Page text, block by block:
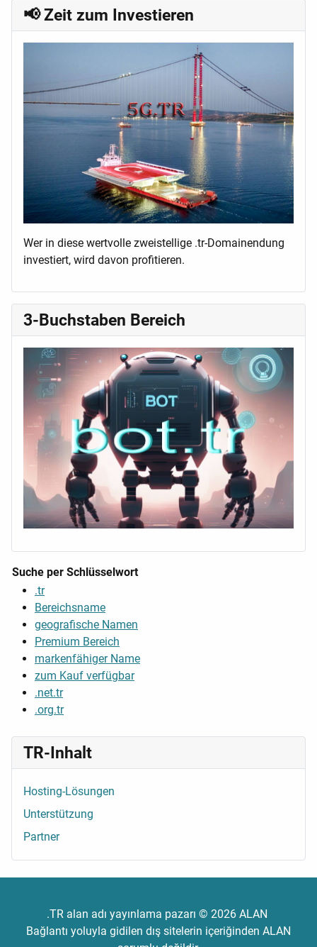
📢 Zeit zum Investieren
Wer in diese wertvolle zweistellige .tr-Domainendung
investiert, wird davon profitieren.
3-Buchstaben Bereich
Suche per Schlüsselwort
.tr
Bereichsname
geografische Namen
Premium Bereich
markenfähiger Name
zum Kauf verfügbar
.net.tr
.org.tr
TR-Inhalt
Hosting-Lösungen
Unterstützung
Partner
.TR alan adı yayınlama pazarı © 2026 ALAN
Bağlantı yoluyla gidilen dış sitelerin içeriğinden ALAN